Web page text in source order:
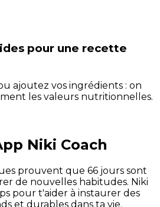
pour une recette
ajoutez vos ingrédients : on
les valeurs nutritionnelles.
Niki Coach
prouvent que 66 jours sont
de nouvelles habitudes. Niki
pour t'aider à instaurer des
et durables dans ta vie.